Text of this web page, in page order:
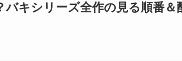
バキシリーズ全作の見る順番＆